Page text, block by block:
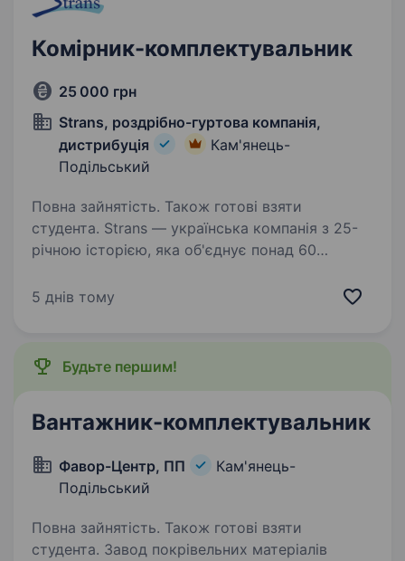
Комірник-комплектувальник
25 000 грн
Strans, роздрібно-гуртова компанія,
дистрибуція
Кам'янець-
Подільський
Повна зайнятість. Також готові взяти
студента. Strans — українська компанія з 25-
річною історією, яка об'єднує понад 60
СТО та команду 1400+ людей по всій країні.
5 днів тому
Будьте першим!
Вантажник-комплектувальник
Фавор-Центр, ПП
Кам'янець-
Подільський
Повна зайнятість. Також готові взяти
студента. Завод покрівельних матеріалів